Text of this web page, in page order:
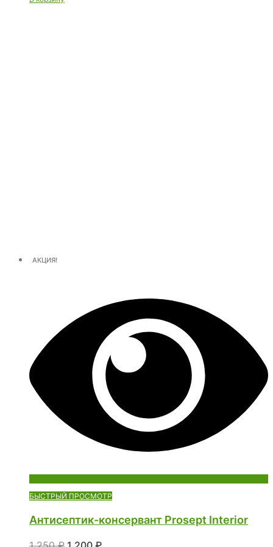
АКЦИЯ!
БЫСТРЫЙ ПРОСМОТР
Антисептик-консервант Prosept Interior